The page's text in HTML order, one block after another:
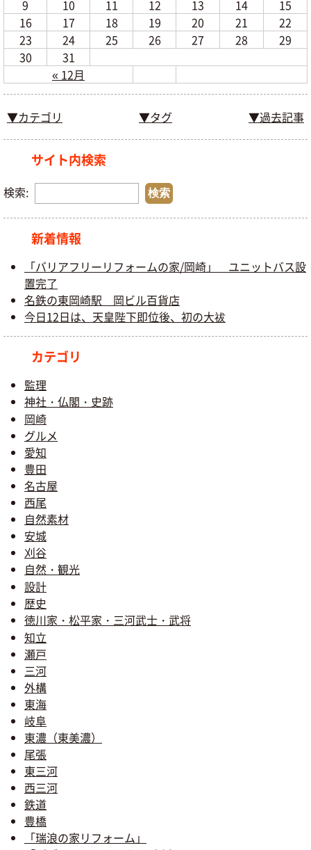
« 12月
9 10 11 12 13 14
15
16
17 18 19 20 21
22
23
24 25 26 27 28
29
30
31
▼カテゴリ ▼タグ ▼過去記事
サイト内検索
検索:
新着情報
「バリアフリーリフォームの家/岡崎」 ユニットバス設
置完了
名鉄の東岡崎駅 岡ビル百貨店
今日12日は、天皇陛下即位後、初の大祓
カテゴリ
監理
神社・仏閣・史跡
岡崎
グルメ
愛知
豊田
名古屋
西尾
自然素材
安城
刈谷
自然・観光
設計
歴史
徳川家・松平家・三河武士・武将
知立
瀬戸
三河
外構
東海
岐阜
東濃（東美濃）
尾張
東三河
西三河
鉄道
豊橋
「瑞浪の家リフォーム」